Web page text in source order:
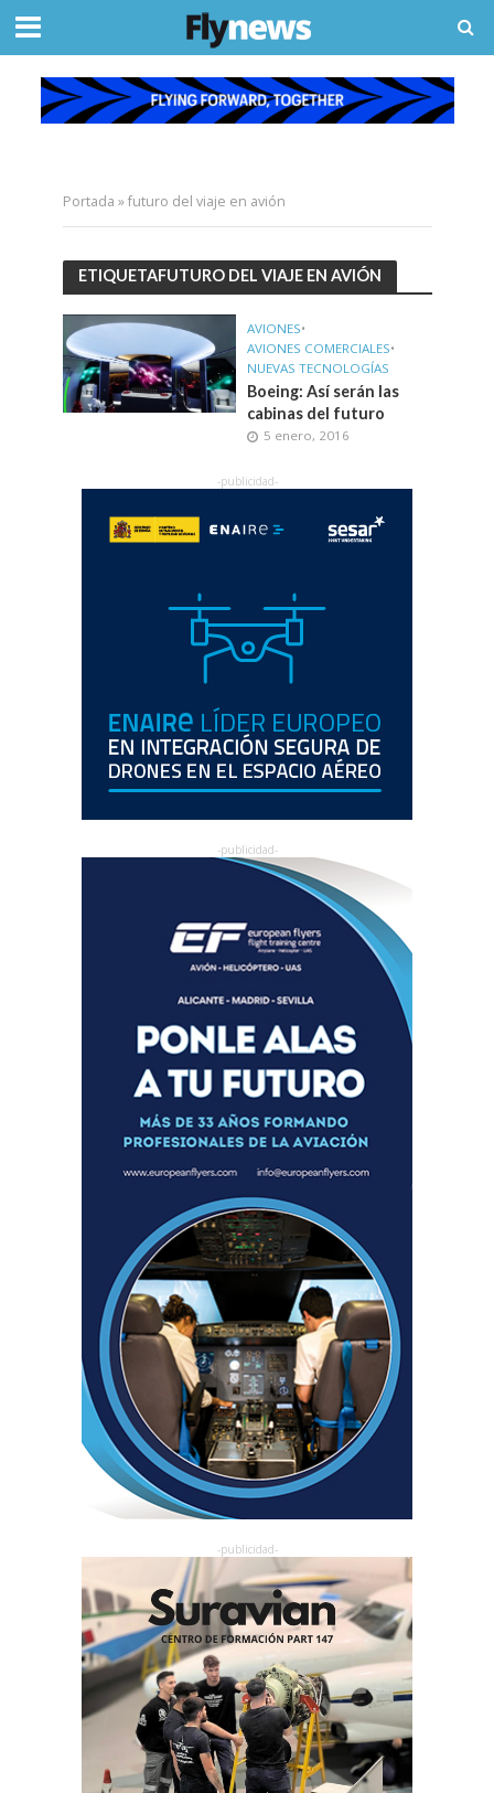
Portada »futuro del viaje en avión
ETIQUETAFUTURO DEL VIAJE EN AVIÓN
AVIONES•
AVIONES COMERCIALES•
NUEVAS TECNOLOGÍAS
Boeing: Así serán las
cabinas del futuro
5 enero, 2016